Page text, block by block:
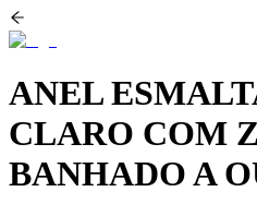
ANEL
CLARO COM
BANHADO A